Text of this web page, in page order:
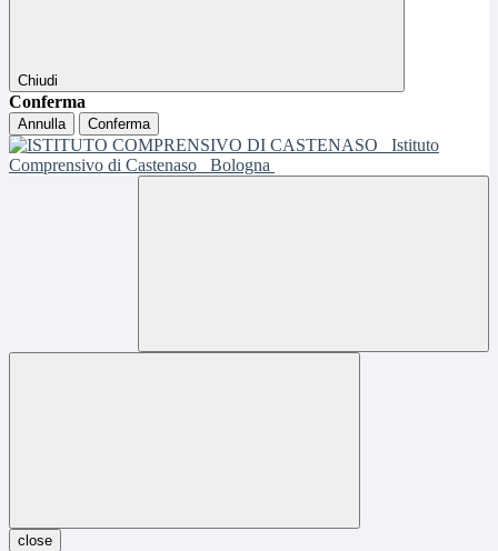
Chiudi
Conferma
Annulla Conferma
Istituto
Comprensivo di Castenaso
Bologna
close